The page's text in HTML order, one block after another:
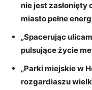
nie jest zasłonięty
⁤miasto pełne
„Spacerując
pulsujące⁣ życie
„Parki miejskie w
rozgardiaszu​